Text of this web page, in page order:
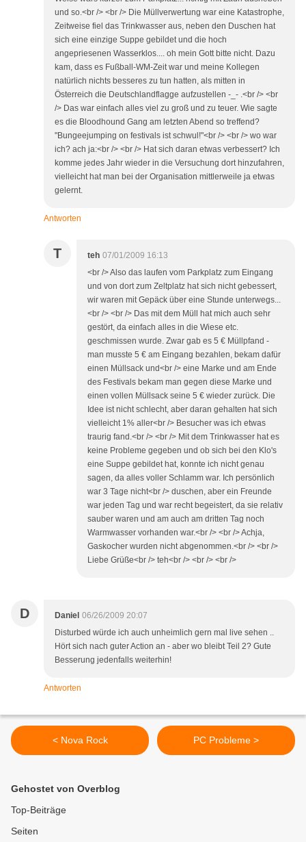
und so.<br /> <br /> Die Müllverwertung war eine Katastrophe,
Zeitweise fiel das Trinkwasser aus, neben den Duschen hat
sich eine einzige Suppe gebildet und die hoch
angepriesenen Wasserklos.... oh mein Gott bitte nicht. Dazu
kam, dass es Fußball-WM-Zeit war und meine Kollegen
natürlich nichts besseres zu tun hatten, als mitten in
Österreich die Deutschlandflagge aufzustellen -_- .<br /> <br
/> Das war einfach alles viel zu groß und zu teuer. Wie sagte
es die Bloodhound Gang am letzten Abend so treffend?
"Bungeejumping on festivals ist schwul!"<br /> <br /> wo war
ich? ach ja:<br /> <br /> Hat sich daran etwas verbessert? Ich
komme jedes Jahr wieder in die Versuchung dort hinzufahren,
vielleicht hat man bei der Organisation mittlerweile ja etwas
gelernt.
Antworten
T teh 07/01/2009 16:13
<br /> Also das laufen vom Parkplatz zum Eingang
und von dort zum Zeltplatz hat sich nicht gebessert,
wir waren mit Gepäck über eine Stunde unterwegs...
<br /> <br /> Das mit dem Müll hat mich auch sehr
gestört, da einfach alles in die Wiese etc.
geschmissen wurde. Zwar gab es 5 € Müllpfand -
man musste 5 € am Eingang bezahlen, bekam dafür
einen Müllsack und<br /> eine Marke und am Ende
des Festivals bekam man gegen diese Marke und
einen vollen Müllsack seine 5 € wieder zurück. Die
Idee ist nicht schlecht, aber daran gehalten hat sich
vielleicht 1% aller<br /> Besucher was ich etwas
traurig fand.<br /> <br /> Mit dem Trinkwasser hat es
keine Probleme gegeben und ob sich bei den Klo's
eine Suppe gebildet hat, konnte ich nicht genau
sagen, da alles voller Schlamm war. Ich persönlich
war 3 Tage nicht<br /> duschen, aber ein Freunde
war jeden Tag und war recht begeistert, da sie relativ
sauber waren und am auch am dritten Tag noch
Warmwasser vorhanden war.<br /> <br /> Achja,
Gaskocher wurden nicht abgenommen.<br /> <br />
Liebe Grüße<br /> teh<br /> <br /> <br />
D Daniel 06/26/2009 20:07
Disturbed würde ich auch unheimlich gern mal live sehen ..
Hört sich nach guter Action an - aber wo bleibt Teil 2? Gute
Besserung jedenfalls weiterhin!
Antworten
< Nova Rock PC Probleme >
Gehostet von Overblog
Top-Beiträge
Seiten